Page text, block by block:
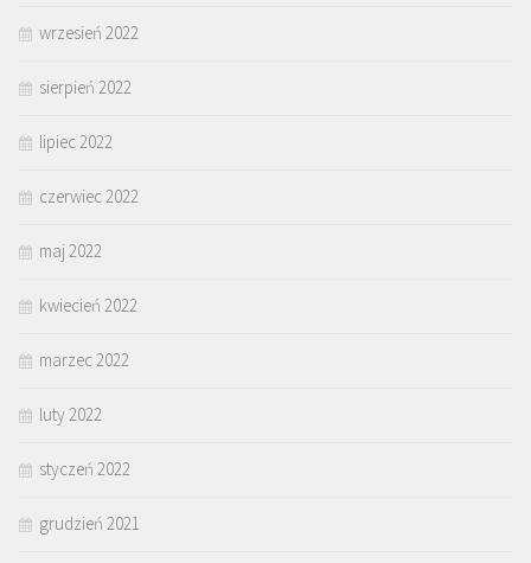
wrzesień 2022
sierpień 2022
lipiec 2022
czerwiec 2022
maj 2022
kwiecień 2022
marzec 2022
luty 2022
styczeń 2022
grudzień 2021